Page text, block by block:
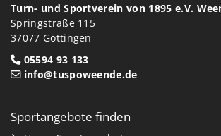
Turn- und Sportverein von 1895 e.V.
Springstraße 115
37077 Göttingen
05594 93 133
info@tuspoweende.de
Sportangebote finden